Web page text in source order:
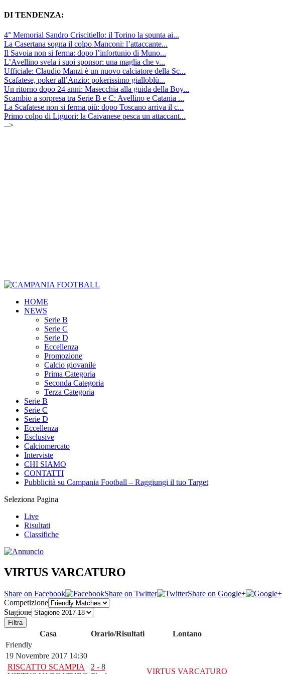
DI TENDENZA:
4° Memorial Sandro Criscitiello: il Torino la spunta ai...
La Casertana sogna il colpo Manconi: l’attaccante...
Il Savoia non si ferma: dopo l’infortunio di Muno...
L’Avellino svela i suoi sponsor: una maglia che v...
Ufficiale: Claudio Manzi è un nuovo calciatore della Sc...
Scafatese, poker all’Anzio: pokerissimo gialloblù...
Un ritorno dopo 24 anni: Masecchia alla guida della Boy...
Scambio a sorpresa tra Serie B e C: Avellino e Catania ...
La Scafatese non si ferma più: dopo Toscano arriva il c...
Primo colpo di Liguori: la Caivanese pesca un attaccant...
-->
HOME
NEWS
Serie B
Serie C
Serie D
Eccellenza
Promozione
Calcio giovanile
Prima Categoria
Seconda Categoria
Terza Categoria
Serie B
Serie C
Serie D
Eccellenza
Esclusive
Calciomercato
Interviste
CHI SIAMO
CONTATTI
Pubblicità su Campania Football – Raggiungi il tuo Target
Seleziona Pagina
Live
Risultati
Classifiche
VIRTUS VARCATURO
Share on Facebook Share on Twitter Share on Google+
Competizione
Stagione
Filtra
Casa Orario/Risultati
Lontano
Friendly
19 Novembre 2017 14:30
RISCATTO SCAMPIA
2 - 8
VIRTUS VARCATURO